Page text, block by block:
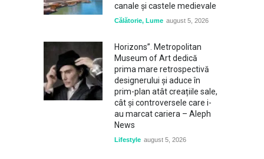
canale și castele medievale
Călătorie, Lume august 5, 2026
Horizons”. Metropolitan
Museum of Art dedică
prima mare retrospectivă
designerului și aduce în
prim-plan atât creațiile sale,
cât și controversele care i-
au marcat cariera – Aleph
News
Lifestyle august 5, 2026